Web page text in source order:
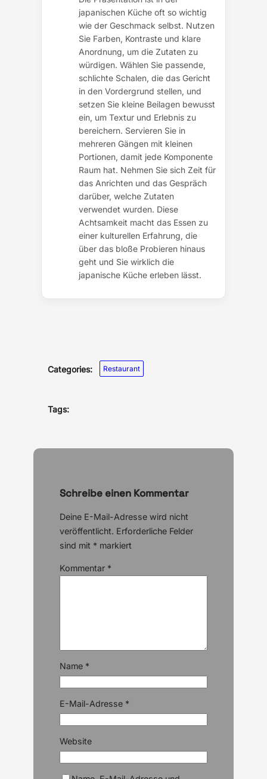
japanischen Küche oft so wichtig
wie der Geschmack selbst. Nutzen
Sie Farben, Kontraste und klare
Anordnung, um die Zutaten zu
würdigen. Wählen Sie passende,
schlichte Schalen, die das Gericht
in den Vordergrund stellen, und
setzen Sie kleine Beilagen bewusst
ein, um Textur und Erlebnis zu
bereichern. Servieren Sie in
mehreren Gängen mit kleinen
Portionen, damit jede Komponente
Raum hat. Nehmen Sie sich Zeit für
das Anrichten und das Gespräch
darüber, welche Zutaten
verwendet wurden. Diese
Achtsamkeit macht das Essen zu
einer kulturellen Erfahrung, die
über das bloße Probieren hinaus
geht und Sie wirklich die
japanische Küche erleben lässt.
Categories: Restaurant
Tags:
Schreibe einen Kommentar
Deine E-Mail-Adresse wird nicht
veröffentlicht. Erforderliche Felder
sind mit * markiert
Kommentar *
Name *
E-Mail-Adresse *
Website